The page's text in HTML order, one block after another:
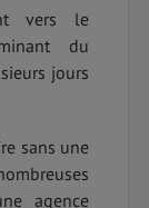
vers le
du
jours
sans une
agence